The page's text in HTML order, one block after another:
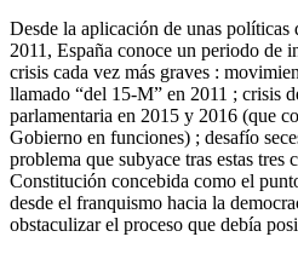
Desde la aplicación de unas políticas
2011, España conoce un periodo de
crisis cada vez más graves :
llamado “del 15-M” en 2011 ; crisis
parlamentaria en 2015 y 2016 (que
Gobierno en funciones) ; desafío
problema que subyace tras estas
Constitución concebida como el
desde el franquismo hacia la
obstaculizar el proceso que debía